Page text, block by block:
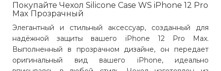
Покупайте Чехол Silicone Case WS iPhone 12 Pro
Max Прозрачный
Элегантный и стильный аксессуар, созданный для
надёжной защиты вашего iPhone 12 Pro Max.
Выполненный в прозрачном дизайне, он передает
оригинальный вид вашего iPhone, идеально